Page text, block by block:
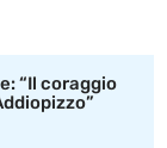
“Il coraggio